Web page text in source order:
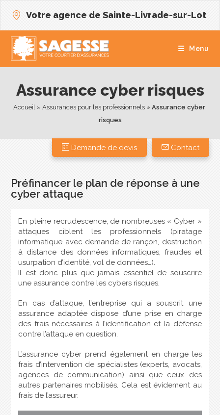
Votre agence de Sainte-Livrade-sur-Lot
Menu
Assurance cyber risques
Accueil » Assurances pour les professionnels » Assurance cyber
risques
Demande de devis Contact
Préfinancer le plan de réponse à une
cyber attaque
En pleine recrudescence, de nombreuses « Cyber »
attaques ciblent les professionnels (piratage
informatique avec demande de rançon, destruction
à distance des données informatiques, fraudes et
usurpation d’identité, vol de données…).
Il est donc plus que jamais essentiel de souscrire
une assurance contre les cybers risques.
En cas d’attaque, l’entreprise qui a souscrit une
assurance adaptée dispose d’une prise en charge
des frais nécessaires à l’identification et la défense
contre l’attaque en question.
L’assurance cyber prend également en charge les
frais d’intervention de spécialistes (experts, avocats,
agences de communication) ainsi que ceux des
autres partenaires mobilisés. Cela est évidement au
frais de l’assureur.